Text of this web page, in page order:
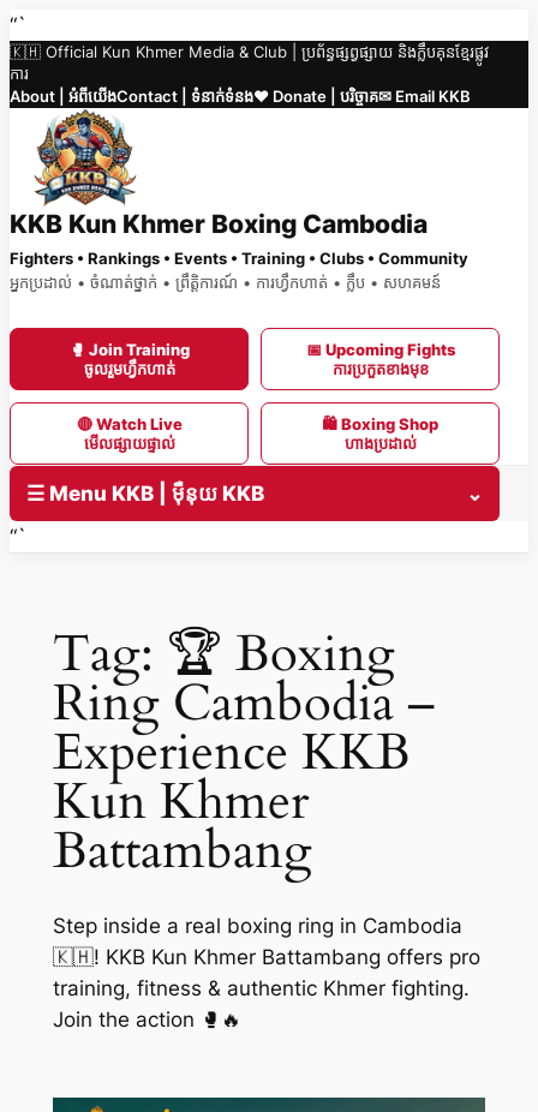
Skip
to
content
“`
🇰🇭 Official Kun Khmer Media & Club | ប្រព័ន្ធផ្សព្វផ្សាយ និងក្លឹបគុនខ្មែរផ្លូវ
ការ
About | អំពីយើងContact | ទំនាក់ទំនង❤️ Donate | បរិច្ចាគ✉ Email KKB
KKB Kun Khmer Boxing Cambodia
Fighters • Rankings • Events • Training • Clubs • Community
អ្នកប្រដាល់ • ចំណាត់ថ្នាក់ • ព្រឹត្តិការណ៍ • ការហ្វឹកហាត់ • ក្លឹប • សហគមន៍
🥊 Join Training
ចូលរួមហ្វឹកហាត់
📅 Upcoming Fights
ការប្រកួតខាងមុខ
🔴 Watch Live
មើលផ្សាយផ្ទាល់
🛍 Boxing Shop
ហាងប្រដាល់
☰ Menu KKB | ម៉ឺនុយ KKB
⌄
“`
Tag: 🏆 Boxing
Ring Cambodia –
Experience KKB
Kun Khmer
Battambang
Step inside a real boxing ring in Cambodia
🇰🇭! KKB Kun Khmer Battambang offers pro
training, fitness & authentic Khmer fighting.
Join the action 🥊🔥